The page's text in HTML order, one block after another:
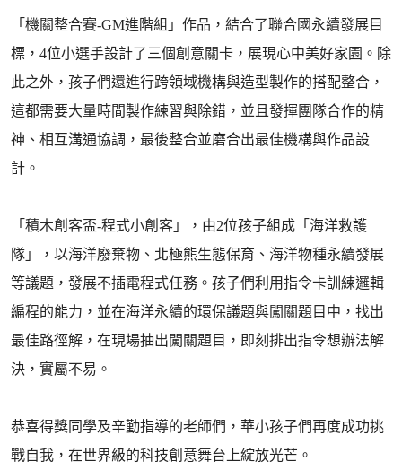
「機關整合賽-GM進階組」作品，結合了聯合國永續發展目
標，4位小選手設計了三個創意關卡，展現心中美好家園。除
此之外，孩子們還進行跨領域機構與造型製作的搭配整合，
這都需要大量時間製作練習與除錯，並且發揮團隊合作的精
神、相互溝通協調，最後整合並磨合出最佳機構與作品設
計。
「積木創客盃-程式小創客」，由2位孩子組成「海洋救護
隊」，以海洋廢棄物、北極熊生態保育、海洋物種永續發展
等議題，發展不插電程式任務。孩子們利用指令卡訓練邏輯
編程的能力，並在海洋永續的環保議題與闖關題目中，找出
最佳路徑解，在現場抽出闖關題目，即刻排出指令想辦法解
決，實屬不易。
恭喜得獎同學及辛勤指導的老師們，華小孩子們再度成功挑
戰自我，在世界級的科技創意舞台上綻放光芒。